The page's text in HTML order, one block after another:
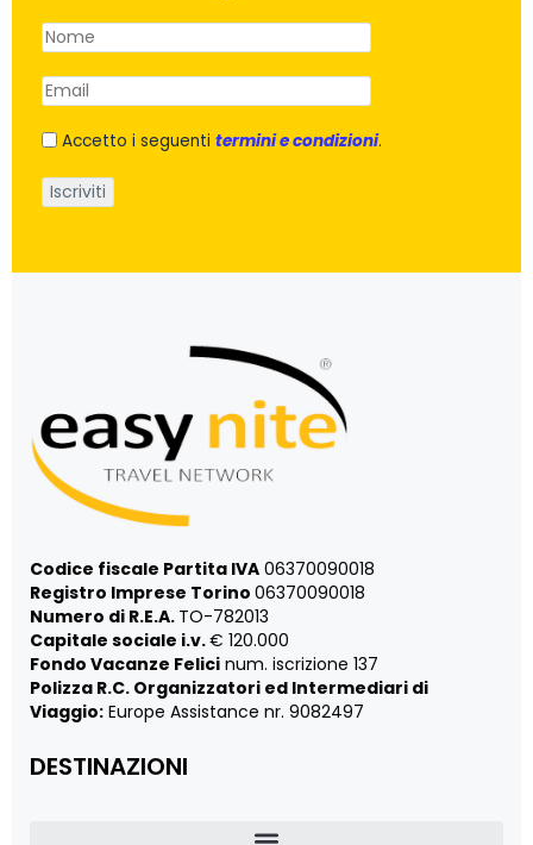
Accetto i seguenti termini e condizioni.
Codice fiscale Partita IVA 06370090018
Registro Imprese Torino 06370090018
Numero di R.E.A. TO-782013
Capitale sociale i.v.€ 120.000
Fondo Vacanze Felici num. iscrizione 137
Polizza R.C. Organizzatori ed Intermediari di
Viaggio: Europe Assistance nr. 9082497
DESTINAZIONI